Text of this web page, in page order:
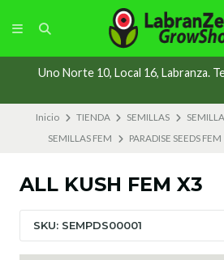
Uno Norte 10, Local 16, Labranza.
Inicio TIENDA SEMILLAS
SEMILLAS FEM
PARADISE SEEDS FEM
ALL KUSH FEM X3
SKU: SEMPDS00001